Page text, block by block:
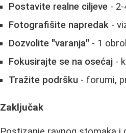
Postavite realne ciljeve -
Fotografišite napredak -
Dozvolite "varanja" - 1
Fokusirajte se na osećaj -
Tražite podršku - forumi,
Zaključak